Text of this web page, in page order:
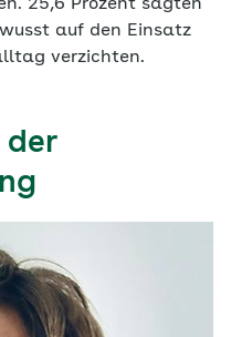
25,6 Prozent sagten
auf den Einsatz
verzichten.
der